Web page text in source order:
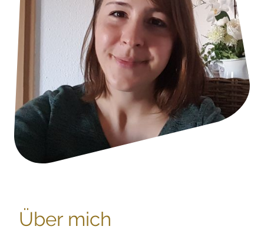
Über mich